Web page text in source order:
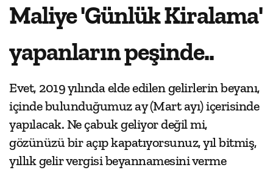
Maliye 'Günlük Kiralama'
yapanların peşinde..
Evet, 2019 yılında elde edilen gelirlerin beyanı,
içinde bulunduğumuz ay (Mart ayı) içerisinde
yapılacak. Ne çabuk geliyor değil mi,
gözünüzü bir açıp kapatıyorsunuz, yıl bitmiş,
yıllık gelir vergisi beyannamesini verme